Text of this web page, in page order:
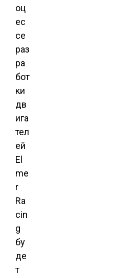
оц
ес
се
раз
ра
бот
ки
дв
ига
тел
ей
El
me
r
Ra
cin
g
бу
де
т